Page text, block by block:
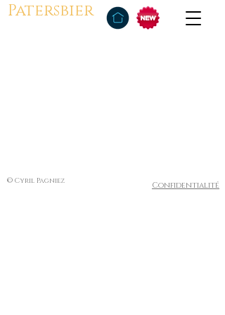
Patersbier
© Cyril Pagniez Confidentialité